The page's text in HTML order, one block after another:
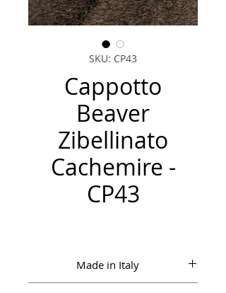
SKU: CP43
Cappotto
Beaver
Zibellinato
Cachemire -
CP43
Made in Italy